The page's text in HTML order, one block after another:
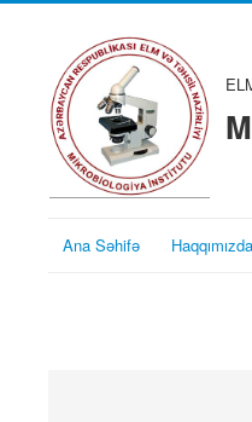
Ana Səhifə Haqqımızda